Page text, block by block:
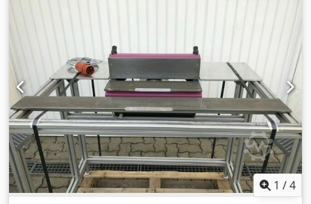
1 /4